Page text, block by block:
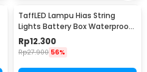
TaffLED Lampu Hias String
Lights Battery Box Waterproof
50 LED 5M - G5
Rp12.300
Rp27.900 56%